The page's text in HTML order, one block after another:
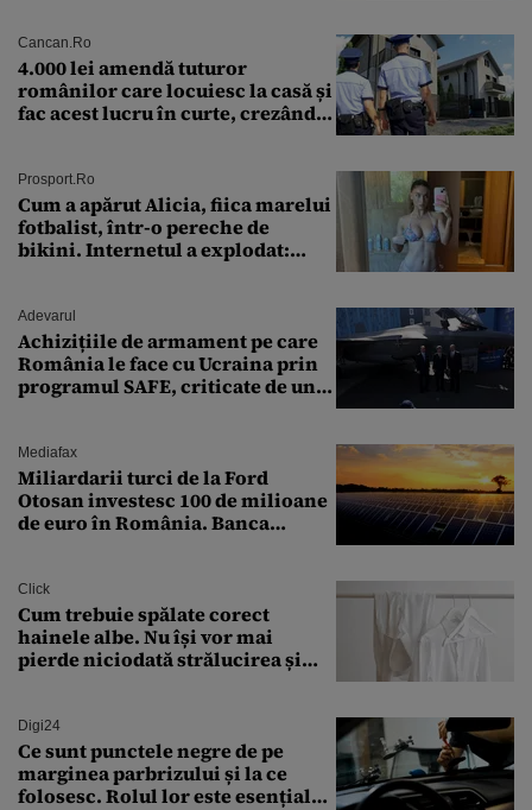
Cancan.ro
4.000 lei amendă tuturor
românilor care locuiesc la casă și
fac acest lucru în curte, crezând
Prosport.ro
Cum a apărut Alicia, fiica marelui
fotbalist, într-o pereche de
bikini. Internetul a explodat:
Adevarul
Achizițiile de armament pe care
România le face cu Ucraina prin
programul SAFE, criticate de un
Mediafax
Miliardarii turci de la Ford
Otosan investesc 100 de milioane
de euro în România. Banca
Click
Cum trebuie spălate corect
hainele albe. Nu își vor mai
pierde niciodată strălucirea și
Digi24
Ce sunt punctele negre de pe
marginea parbrizului și la ce
folosesc. Rolul lor este esențial